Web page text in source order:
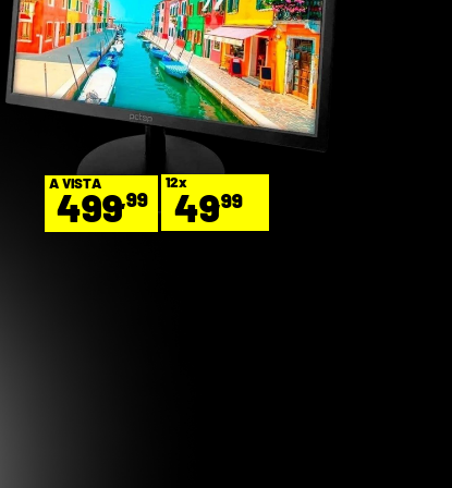
12x
49,99
A VISTA
499,99